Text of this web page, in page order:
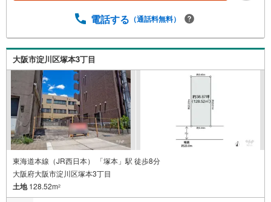
で徒歩1分！・『ファミリーマート 阪急南方駅前店』まで
ご来場も可能です。■キッズスペースもございますので、小
さなお子様がいらっしゃるご家族もお気軽にご来場くださ
い！【営業時間 10:00～19:00】（定休日なし）火曜日・水
曜日も営業しております。
電話する （通話料無料）
大阪市淀川区塚本3丁目
東海道本線（JR西日本） 「塚本」駅 徒歩8分
大阪府大阪市淀川区塚本3丁目
土地128.52m2